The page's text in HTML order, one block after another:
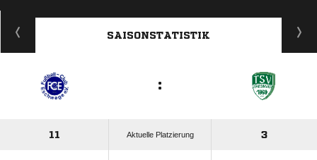
ANZEIGE
SAISONSTATISTIK
:
11 Aktuelle Platzierung 3